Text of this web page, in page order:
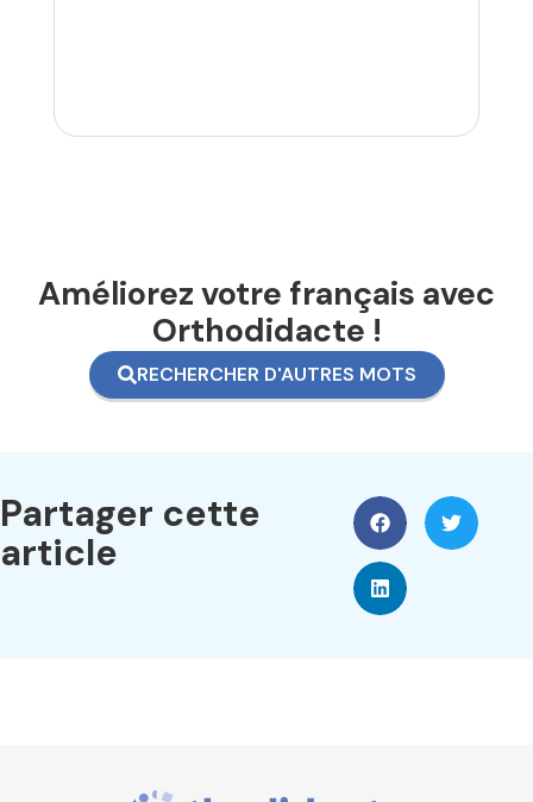
Améliorez votre français avec
Orthodidacte !
RECHERCHER D'AUTRES MOTS
Partager cette
article